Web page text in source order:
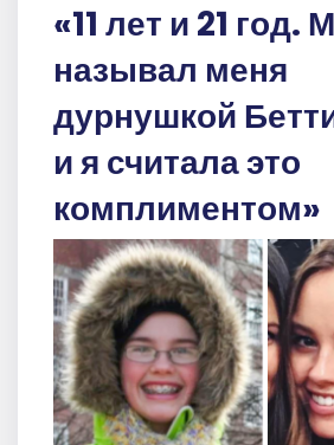
«11 лет и 21 год.
называл меня
дурнушкой
и я считала это
комплиментом»